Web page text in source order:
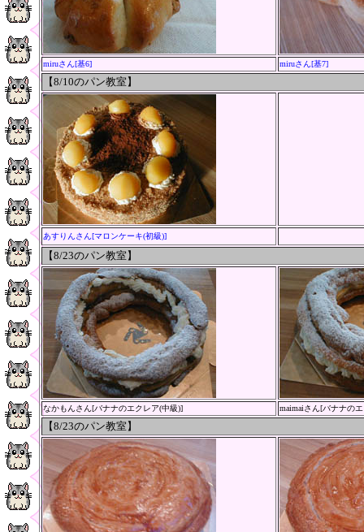
miruさん[基6] miruさん[基7]
【8/10のパン教室 】
あすりんさん[マロンケーキ(初級)]
【8/23のパン教室 】
なかもんさん[バナナのエクレア(中級)] maimaiさん[バナナの
【8/23のパン教室 】